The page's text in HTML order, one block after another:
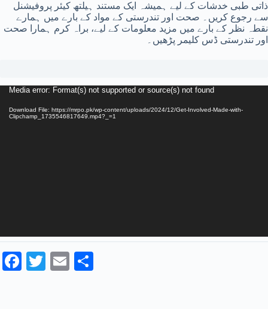
ذاتی طبی خدشات کے لیے ہمیشہ ایک مستند ہیلتھ کیئر پروفیشنل
سے رجوع کریں۔ صحت اور تندرستی کے مواد کے بارے میں ہمارے
نقطہ نظر کے بارے میں مزید معلومات کے لیے، براہ کرم ہمارا صحت
اور تندرستی ڈس کلیمر پڑھیں۔
VideoMedia error: Format(s) not supported or source(s) not found
Download File: https://mrpo.pk/wp-content/uploads/2024/12/Get-Involved-Made-with-
Clipchamp_1735546817649.mp4?_=1
Fa T
E